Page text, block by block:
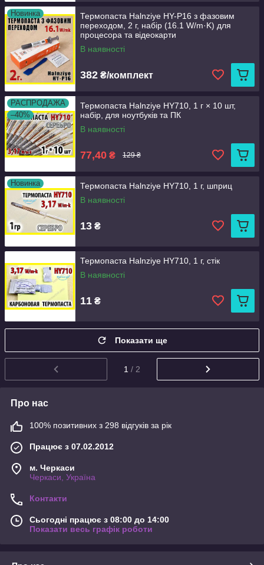
Новинка
Термопаста Halnziye HY-P16 з фазовим
переходом, 2 г, набір (16.1 W/m·K) для
процесора та відеокарти
В наявності
382 ₴/комплект
РАСПРОДАЖА
–40%
Термопаста Halnziye HY710, 1 г × 10 шт,
набір, для ноутбуків та ПК
В наявності
77,40 ₴ 129 ₴
Новинка
Термопаста Halnziye HY710, 1 г, шприц
В наявності
13 ₴
Термопаста Halnziye HY710, 1 г, стік
В наявності
11 ₴
Показати ще
1 / 2
Про нас
100% позитивних з 298 відгуків за рік
Працює з 07.02.2012
м. Черкаси
Черкаси, Україна
Контакти
Сьогодні працює з 08:00 до 14:00
Показати весь графік роботи